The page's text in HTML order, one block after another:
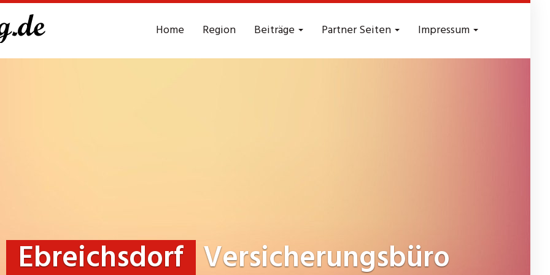
Home Region Beiträge Partner Seiten Impressum
Ebreichsdorf Versicherungsbüro